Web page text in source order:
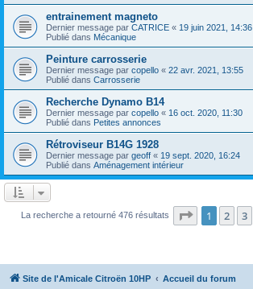
entrainement magneto
Dernier message par CATRICE « 19 juin 2021, 14:36
Publié dans Mécanique
Peinture carrosserie
Dernier message par copello « 22 avr. 2021, 13:55
Publié dans Carrosserie
Recherche Dynamo B14
Dernier message par copello « 16 oct. 2020, 11:30
Publié dans Petites annonces
Rétroviseur B14G 1928
Dernier message par geoff « 19 sept. 2020, 16:24
Publié dans Aménagement intérieur
La recherche a retourné 476 résultats Page 1sur10
1 2 3
Site de l'Amicale Citroën 10HP Accueil du forum